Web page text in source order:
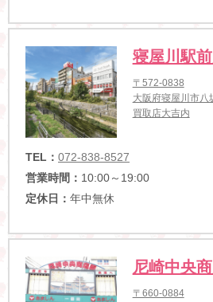
寝屋川駅
〒572-0838
大阪府寝屋川市
買取店大吉内
TEL： 072-838-8527
営業時間： 10:00～19:00
定休日： 年中無休
尼崎中央
〒660-0884